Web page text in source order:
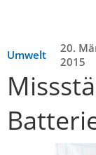
Umwelt
20.
2015